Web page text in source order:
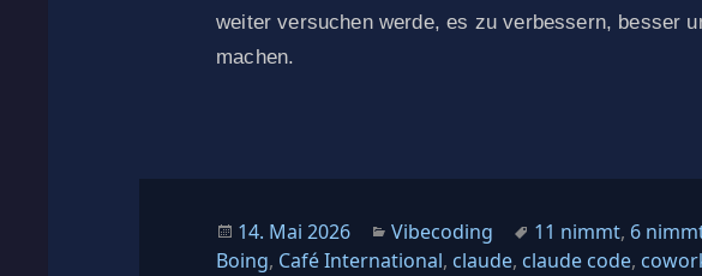
weiter versuchen werde, es zu verbessern, besser
machen.
Veröffentlicht
am
14. Mai 2026 Kategorien
Vibecoding Schlagwörter
11 nimmt, 6
Boing, Café International, claude, claude code,